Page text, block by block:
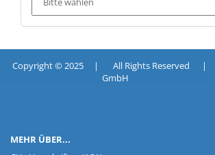
Copyright © 2025 | All Rights Reserved |
GmbH
MEHR ÜBER...